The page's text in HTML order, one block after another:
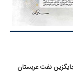
نفت عربستان